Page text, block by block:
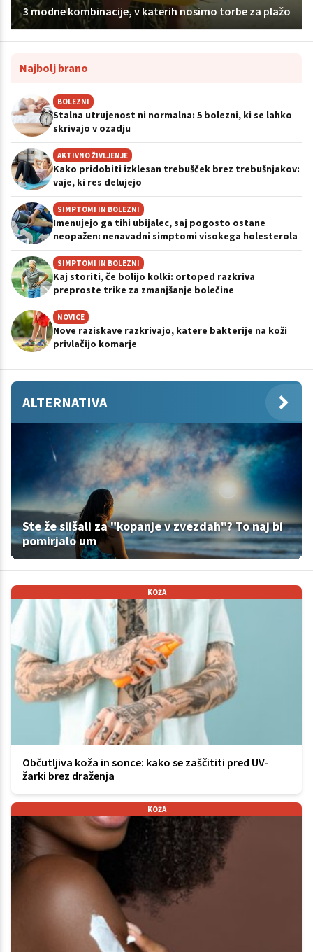
3 modne kombinacije, v katerih nosimo torbe za plažo
Najbolj brano
BOLEZNI
Stalna utrujenost ni normalna: 5 bolezni, ki se lahko
skrivajo v ozadju
AKTIVNO ŽIVLJENJE
Kako pridobiti izklesan trebušček brez trebušnjakov:
vaje, ki res delujejo
SIMPTOMI IN BOLEZNI
Imenujejo ga tihi ubijalec, saj pogosto ostane
neopažen: nenavadni simptomi visokega holesterola
SIMPTOMI IN BOLEZNI
Kaj storiti, če bolijo kolki: ortoped razkriva
preproste trike za zmanjšanje bolečine
NOVICE
Nove raziskave razkrivajo, katere bakterije na koži
privlačijo komarje
ALTERNATIVA
Ste že slišali za "kopanje v zvezdah"? To naj bi
pomirjalo um
KOŽA
Občutljiva koža in sonce: kako se zaščititi pred UV-
žarki brez draženja
KOŽA